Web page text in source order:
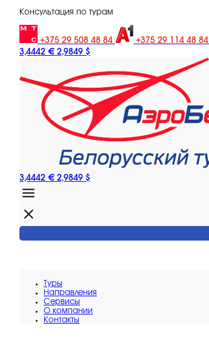
Консультация по турам
+375 29 508 48 84 +375 29 114 48 84
3,4442 € 2,9849 $
3,4442 € 2,9849 $
Туры
Направления
Сервисы
O компании
Контакты